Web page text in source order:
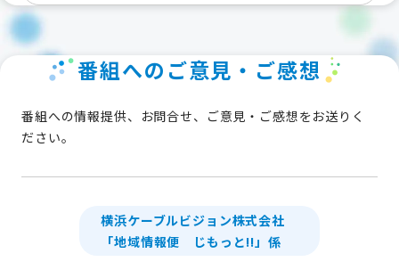
番組へのご意見・ご感想
番組への情報提供、お問合せ、ご意見・ご感想をお送りく
ださい。
横浜ケーブルビジョン株式会社
「地域情報便 じもっと!!」係